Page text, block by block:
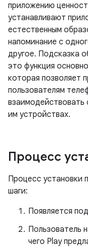
приложению
устанавливают
естественным
напоминание с
другое. Подсказка
это функция
которая позволяет
пользователям
взаимодействовать
им устройствах.
Процесс
Процесс установки
шаги:
Появляется
Пользователь
чего Play